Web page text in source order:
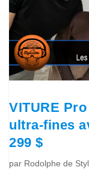
VITURE
ultra-fines
299 $
par Rodolphe de